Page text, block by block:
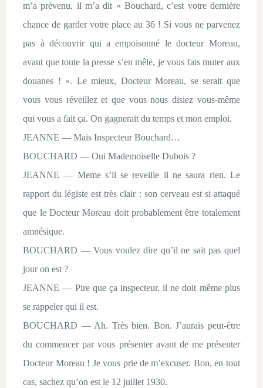
m’a prévenu, il m’a dit « Bouchard, c’est votre dernière
chance de garder votre place au 36 ! Si vous ne parvenez
pas à découvrir qui a empoisonné le docteur Moreau,
avant que toute la presse s’en mêle, je vous fais muter aux
douanes ! ». Le mieux, Docteur Moreau, se serait que
vous vous réveillez et que vous nous disiez vous-même
qui vous a fait ça. On gagnerait du temps et mon emploi.
JEANNE — Mais Inspecteur Bouchard…
BOUCHARD — Oui Mademoiselle Dubois ?
JEANNE — Meme s’il se reveille il ne saura rien. Le
rapport du légiste est très clair : son cerveau est si attaqué
que le Docteur Moreau doit probablement être totalement
amnésique.
BOUCHARD — Vous voulez dire qu’il ne sait pas quel
jour on est ?
JEANNE — Pire que ça inspecteur, il ne doit même plus
se rappeler qui il est.
BOUCHARD — Ah. Très bien. Bon. J’aurais peut-être
du commencer par vous présenter avant de me présenter
Docteur Moreau ! Je vous prie de m’excuser. Bon, en tout
cas, sachez qu’on est le 12 juillet 1930.